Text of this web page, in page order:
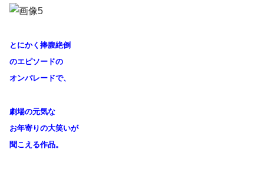
とにかく捧腹絶倒
のエピソードの
オンパレードで、
劇場の元気な
お年寄りの大笑いが
聞こえる作品。